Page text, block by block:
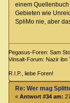
einem
Gebieten wie
SpliMo nie, aber
Pegasus-Foren: Sam
Vinsalt-Forum: Nazir ibn
R.I.P., liebe Foren!
Re: Wer mag
« Antwort #34 am: